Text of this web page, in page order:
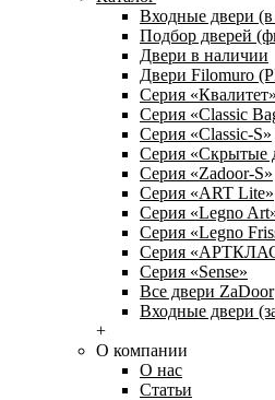
Входные двери
Подбор дверей
Двери в наличии
Двери Filomuro
Серия «Квалитет»
Серия «Classic
Серия «Classic-S»
Серия «Скрытые
Серия «Zadoor-S»
Серия «ART Lite»
Серия «Legno
Серия «Legno
Серия
Серия «Sense»
Все двери ZaDoor
Входные двери
+
О компании
О нас
Статьи